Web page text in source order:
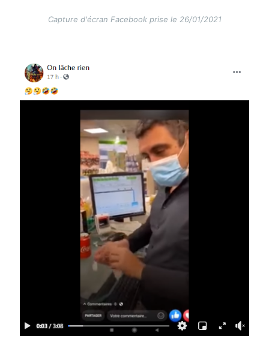
Capture d'écran Facebook prise le 26/01/2021
Image